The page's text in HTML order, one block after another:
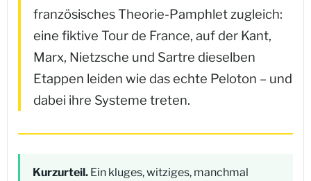
französisches Theorie-Pamphlet zugleich:
eine fiktive Tour de France, auf der Kant,
Marx, Nietzsche und Sartre dieselben
Etappen leiden wie das echte Peloton – und
dabei ihre Systeme treten.
Kurzurteil. Ein kluges, witziges, manchmal